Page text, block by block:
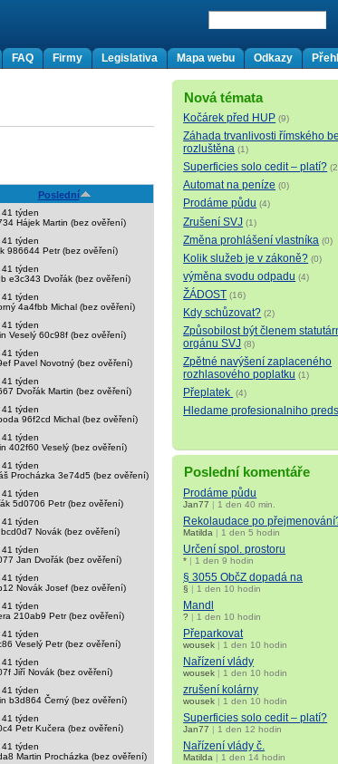
Odkazy
Mapa webu
Legislativa
Firmy
FAQ
Nová témata
Kočárek před HUP (9)
Záhada trvanlivosti římského
rozluštěna (1)
Superficies solo cedit – platí?
Automat na peníze (0)
Prodáme půdu (4)
Zrušení SVJ (1)
Změna prohlášení vlastníka (0)
Kolik služeb je v zákoně? (0)
výměna svodu odpadu (4)
ŽÁDOST (16)
Kdy schůzovat? (2)
Způsobilost být členem
orgánu SVJ (8)
Zpětné navýšení zaplaceného
rozhlasového poplatku (1)
Přeplatek (4)
Hledame profesionalniho
Poslední komentáře
Prodáme půdu
Jan77 | 1 den 40 min.
Rekolaudace po
Matilda | 1 den 5 hodin
Určení spol. prostoru
* | 1 den 9 hodin
§ 3055 ObčZ dopadá na
§ | 1 den 10 hodin
Mandl
? | 1 den 10 hodin
Přeparkovat
wousek | 1 den 10 hodin
Nařízení vlády
wousek | 1 den 10 hodin
zrušení kolárny
wousek | 1 den 10 hodin
Superficies solo cedit – platí?
Jan77 | 1 den 12 hodin
Nařízení vlády č.
Matilda | 1 den 14 hodin
Poslední
týden
Hájek Martin (bez ověření)
týden
986644 Petr (bez ověření)
týden
e3c343 Dvořák (bez ověření)
týden
4a4fbb Michal (bez ověření)
týden
Veselý 60c98f (bez ověření)
týden
Pavel Novotný (bez ověření)
týden
Dvořák Martin (bez ověření)
týden
96f2cd Michal (bez ověření)
týden
402f60 Veselý (bez ověření)
týden
Procházka 3e74d5 (bez ověření)
týden
5d0706 Petr (bez ověření)
týden
Novák (bez ověření)
týden
Jan Dvořák (bez ověření)
týden
Novák Josef (bez ověření)
týden
210ab9 Petr (bez ověření)
týden
Veselý Petr (bez ověření)
týden
Jiří Novák (bez ověření)
týden
b3d864 Černý (bez ověření)
týden
Petr Kučera (bez ověření)
týden
Martin Procházka (bez ověření)